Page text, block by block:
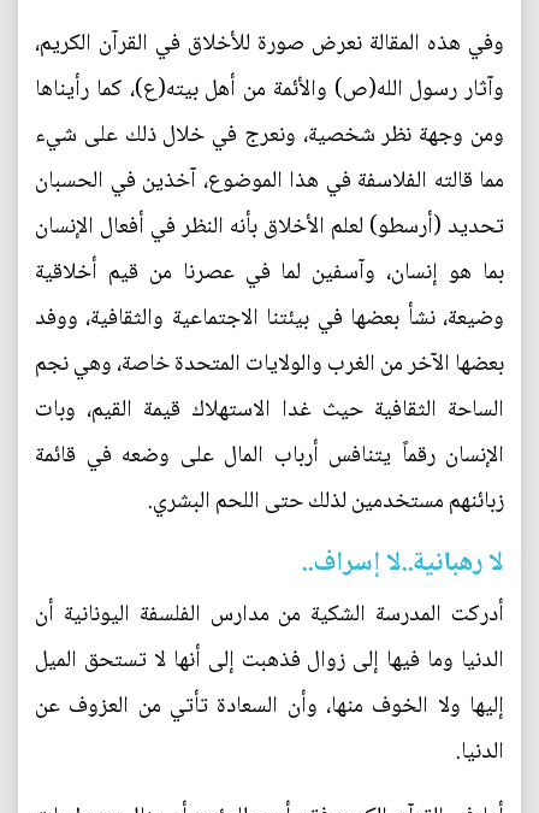
وفي هذه المقالة نعرض صورة للأخلاق في القرآن الكريم،
وآثار رسول الله(ص) والأئمة من أهل بيته(ع)، كما رأيناها
ومن وجهة نظر شخصية، ونعرج في خلال ذلك على شيء
مما قالته الفلاسفة في هذا الموضوع، آخذين في الحسبان
تحديد (أرسطو) لعلم الأخلاق بأنه النظر في أفعال الإنسان
بما هو إنسان، وآسفين لما في عصرنا من قيم أخلاقية
وضيعة، نشأ بعضها في بيئتنا الاجتماعية والثقافية، ووفد
بعضها الآخر من الغرب والولايات المتحدة خاصة، وهي نجم
الساحة الثقافية حيث غدا الاستهلاك قيمة القيم، وبات
الإنسان رقماً يتنافس أرباب المال على وضعه في قائمة
زبائنهم مستخدمين لذلك حتى اللحم البشري.
لا رهبانية..لا إسراف..
أدركت المدرسة الشكية من مدارس الفلسفة اليونانية أن
الدنيا وما فيها إلى زوال فذهبت إلى أنها لا تستحق الميل
إليها ولا الخوف منها، وأن السعادة تأتي من العزوف عن
الدنيا.